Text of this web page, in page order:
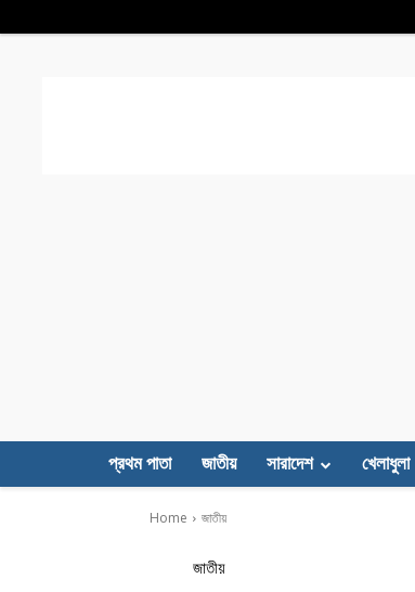
প্রথম পাতা জাতীয় সারাদেশ খেলাধুলা
Home জাতীয়
জাতীয়